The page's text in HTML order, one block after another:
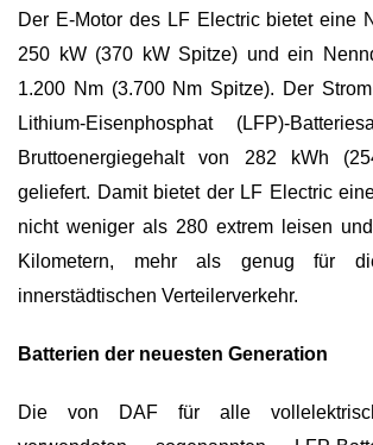
Der E-Motor des LF Electric bietet eine
250 kW (370 kW Spitze) und ein
1.200 Nm (3.700 Nm Spitze). Der
Lithium-Eisenphosphat (LFP)-
Bruttoenergiegehalt von 282 kWh
geliefert. Damit bietet der LF Electric
nicht weniger als 280 extrem leisen
Kilometern, mehr als genug für
innerstädtischen Verteilerverkehr.
Batterien der neuesten Generation
Die von DAF für alle